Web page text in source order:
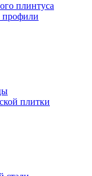
плинтуса
профили
плитки